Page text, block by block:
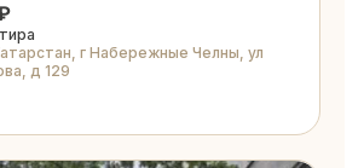
г Набережные Челны, ул
д 129